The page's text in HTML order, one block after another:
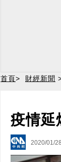
首頁> 財經新聞
疫情延
2020/01/